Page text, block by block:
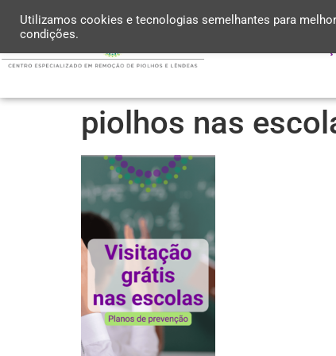
piolhos nas
Utilizamos cookies e tecnologias semelhantes para
condições.